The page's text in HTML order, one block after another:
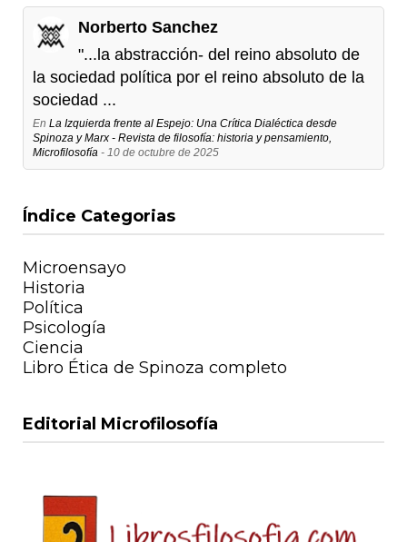
Norberto Sanchez
"...la abstracción- del reino absoluto de
la sociedad política por el reino absoluto de la
sociedad ...
En La Izquierda frente al Espejo: Una Crítica Dialéctica desde
Spinoza y Marx - Revista de filosofía: historia y pensamiento,
Microfilosofía - 10 de octubre de 2025
Índice Categorias
Microensayo
Historia
Política
Psicología
Ciencia
Libro Ética de Spinoza completo
Editorial Microfilosofía